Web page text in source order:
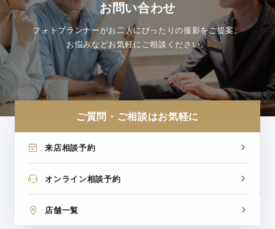
お問い合わせ
フォトプランナーがお二人にぴったりの撮影をご提案。
お悩みなどお気軽にご相談ください。
ご質問・ご相談はお気軽に
来店相談予約
オンライン相談予約
店舗一覧